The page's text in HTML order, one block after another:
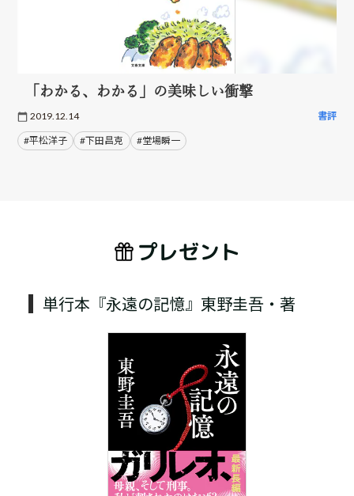
「わかる、わかる」の美味しい衝撃
2019.12.14 書評
#平松洋子 #下田昌克 #堂場瞬一
プレゼント
単行本『永遠の記憶』東野圭吾・著